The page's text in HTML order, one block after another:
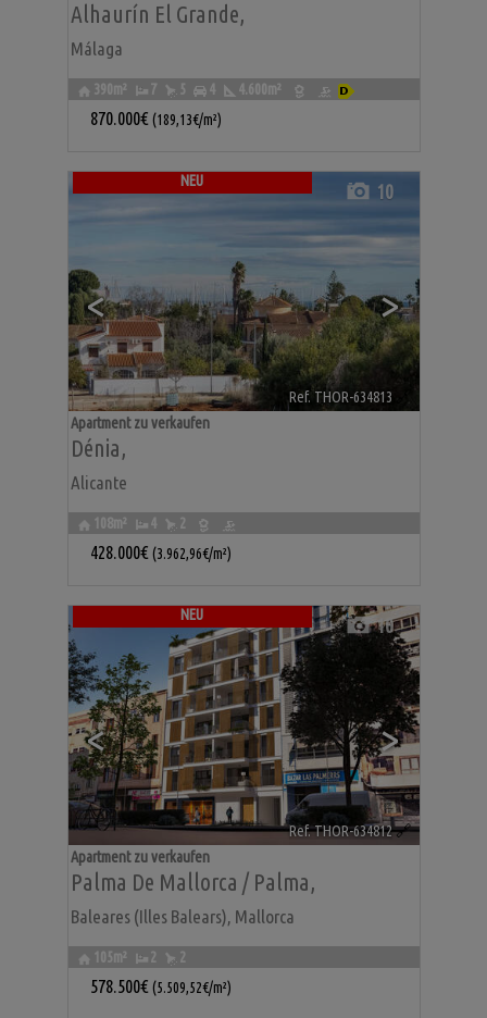
Alhaurín El Grande,
Málaga
390m² 7 5 4 4.600m²
870.000€ (189,13€/m²)
NEU
< >
10
Ref. THOR-634813
Dénia,
Alicante
Apartment zu verkaufen
108m² 4 2
428.000€ (3.962,96€/m²)
NEU
< >
10
Ref. THOR-634812🔗
Palma De Mallorca / Palma,
Baleares (Illes Balears), Mallorca
Apartment zu verkaufen
105m² 2 2
578.500€ (5.509,52€/m²)